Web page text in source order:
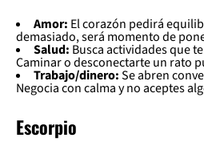
Amor: El corazón pedirá
demasiado, será momento de
Salud: Busca actividades que
Caminar o desconectarte un rato
Trabajo/dinero:Se abren
Negocia con calma y no aceptes
Escorpio